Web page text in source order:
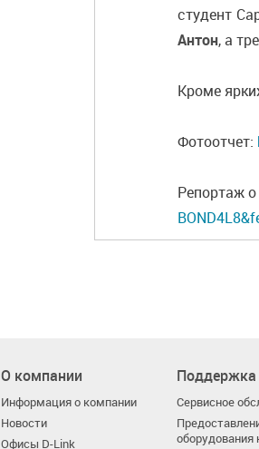
студент
Антон, а
Кроме
Фотоотчет:
Репортаж
О компании
Информация о компании
Новости
Офисы D-Link
Поддержка
Сервисное
оборудования